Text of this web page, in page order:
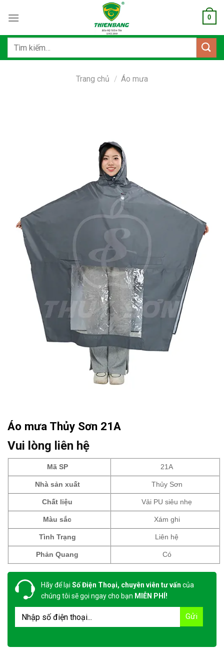
qua
dung
0
Tìm
Trang chủ / Áo mưa
Áo mưa Thủy Sơn 21A
Vui lòng liên hệ
Mã SP 21A
Nhà sản xuất Thủy Sơn
Chất liệu Vải PU siêu nhẹ
Màu sắc Xám ghi
Tình Trạng Liên hệ
Phản Quang Có
Hãy để lại Số Điện Thoại, chuyên viên tư vấn của
chúng tôi sẽ gọi ngay cho bạn MIỄN PHÍ!